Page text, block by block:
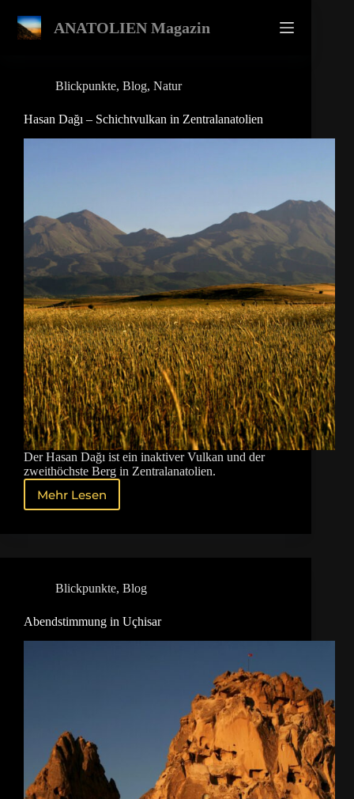
Inhalt
springen
ANATOLIEN Magazin
Blickpunkte, Blog, Natur
Hasan Dağı – Schichtvulkan in Zentralanatolien
Der Hasan Dağı ist ein inaktiver Vulkan und der
zweithöchste Berg in Zentralanatolien.
Mehr Lesen
Hasan
Blickpunkte, Blog
Abendstimmung in Uçhisar